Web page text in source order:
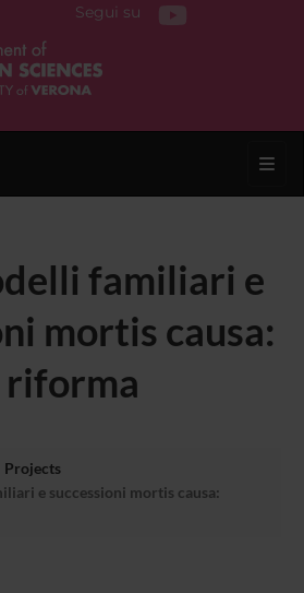
Segui su
familiari e
mortis causa:
Projects
e successioni mortis causa: